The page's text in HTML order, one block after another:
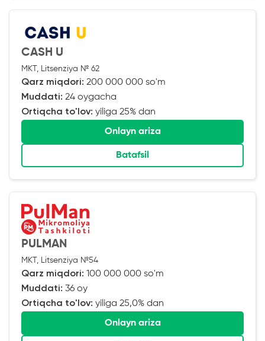
CASH U
MKT, Litsenziya № 62
Qarz miqdori: 200 000 000 so'm
Muddati: 24 oygacha
Ortiqcha to'lov: yiliga 25% dan
Onlayn ariza
Batafsil
PULMAN
MKT, Litsenziya №54
Qarz miqdori: 100 000 000 so'm
Muddati: 36 oy
Ortiqcha to'lov: yiliga 25,0% dan
Onlayn ariza